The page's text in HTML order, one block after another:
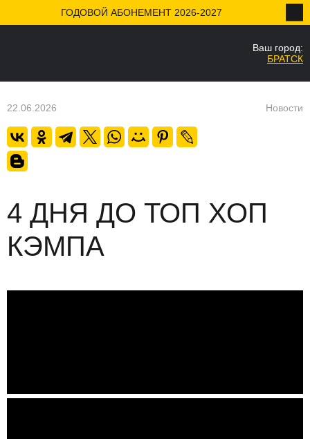
ГОДОВОЙ АБОНЕМЕНТ 2026-2027
Ваш город:
БРАТСК
22.06.2026 Новости
4 ДНЯ ДО ТОП ХОП
КЭМПА